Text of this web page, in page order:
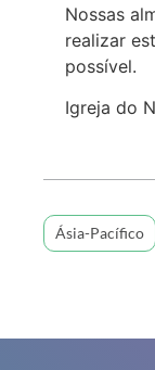
Nossas
realizar
possível.
Igreja do
Ásia-Pacífico